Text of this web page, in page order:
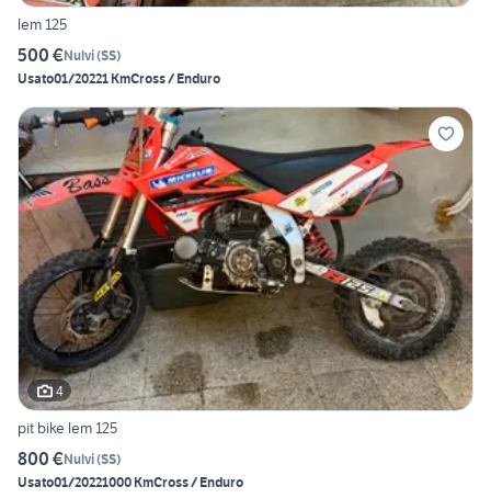
lem 125
500 €Nulvi(SS)
Usato01/20221 KmCross / Enduro
4
pit bike lem 125
800 €Nulvi(SS)
Usato01/20221000 KmCross / Enduro